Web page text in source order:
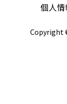
個人
Copyright